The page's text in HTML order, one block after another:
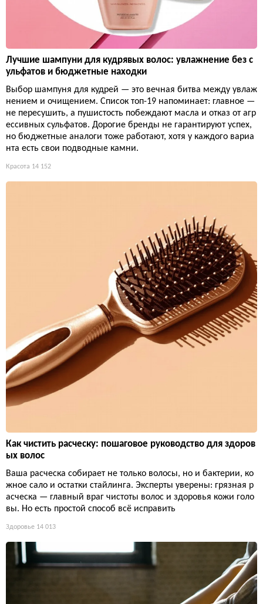
Лучшие шампуни для кудрявых волос: увлажнение без с
ульфатов и бюджетные находки
Выбор шампуня для кудрей — это вечная битва между увлаж
нением и очищением. Список топ-19 напоминает: главное —
не пересушить, а пушистость побеждают масла и отказ от агр
ессивных сульфатов. Дорогие бренды не гарантируют успех,
но бюджетные аналоги тоже работают, хотя у каждого вариа
нта есть свои подводные камни.
Красота 14 152
Как чистить расческу: пошаговое руководство для здоров
ых волос
Ваша расческа собирает не только волосы, но и бактерии, ко
жное сало и остатки стайлинга. Эксперты уверены: грязная р
асческа — главный враг чистоты волос и здоровья кожи голо
вы. Но есть простой способ всё исправить
Здоровье 14 013